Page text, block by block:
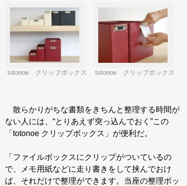
totonoe クリップボックス totonoe クリップボックス
散らかりがちな書類をきちんと整理する時間が
ない人には、“とりあえず突っ込んでおく”この
「totonoe クリップボックス」が便利だ。
「ファイルボックスにクリップがついているの
で、メモ用紙などに走り書きをして挟んでおけ
ば、それだけで整理ができます。当座の整理ボッ